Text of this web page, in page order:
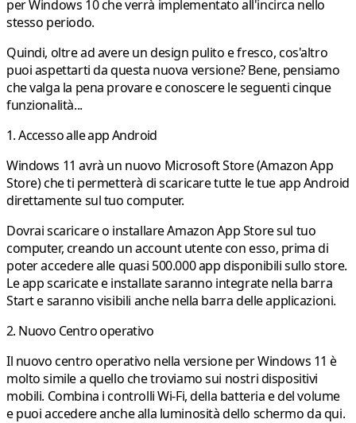
per Windows 10 che verrà implementato all'incirca nello
stesso periodo.
Quindi, oltre ad avere un design pulito e fresco, cos'altro
puoi aspettarti da questa nuova versione? Bene, pensiamo
che valga la pena provare e conoscere le seguenti cinque
funzionalità...
1. Accesso alle app Android
Windows 11 avrà un nuovo Microsoft Store (Amazon App
Store) che ti permetterà di scaricare tutte le tue app Android
direttamente sul tuo computer.
Dovrai scaricare o installare Amazon App Store sul tuo
computer, creando un account utente con esso, prima di
poter accedere alle quasi 500.000 app disponibili sullo store.
Le app scaricate e installate saranno integrate nella barra
Start e saranno visibili anche nella barra delle applicazioni.
2. Nuovo Centro operativo
Il nuovo centro operativo nella versione per Windows 11 è
molto simile a quello che troviamo sui nostri dispositivi
mobili. Combina i controlli Wi-Fi, della batteria e del volume
e puoi accedere anche alla luminosità dello schermo da qui.